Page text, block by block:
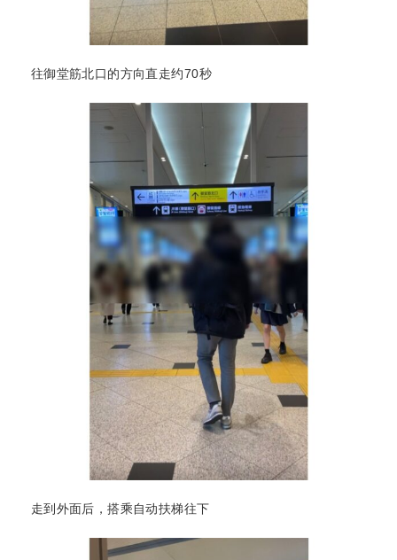
往御堂筋北口的方向直走约70秒
走到外面后，搭乘自动扶梯往下